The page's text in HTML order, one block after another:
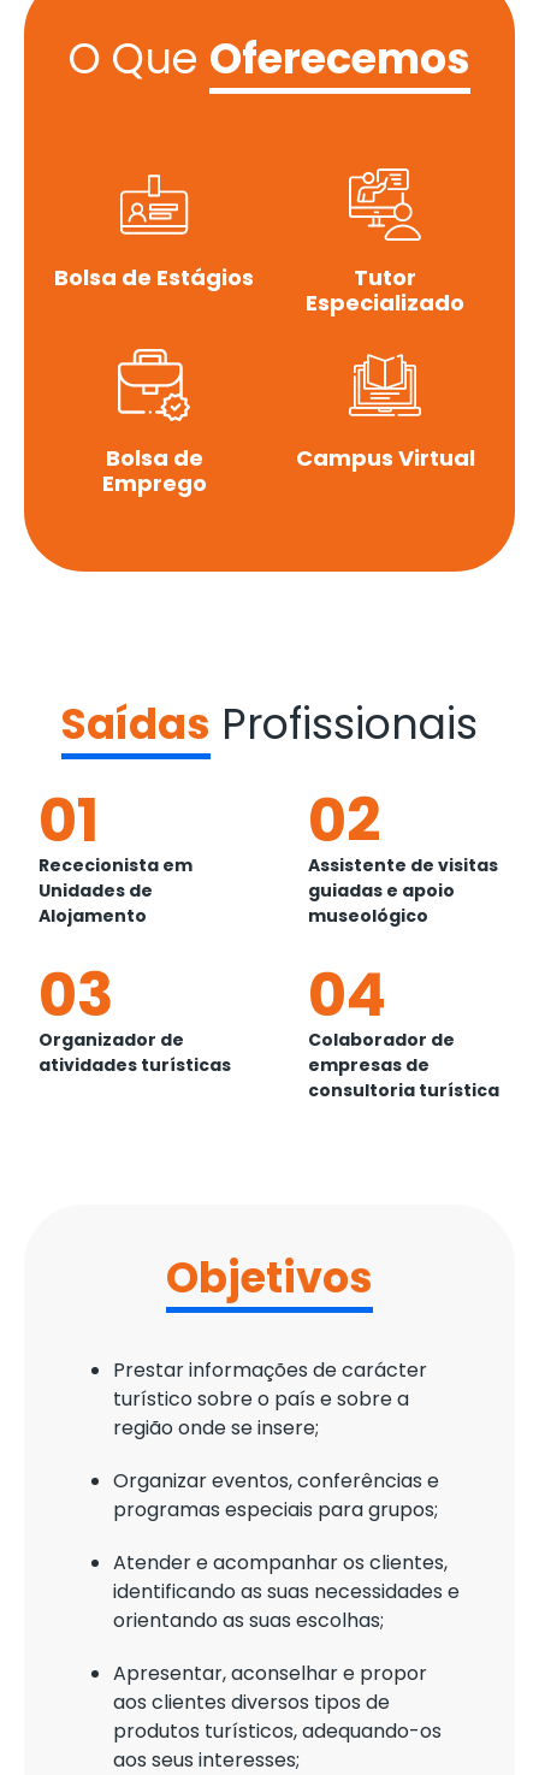
O Que Oferecemos
Bolsa de Estágios
Tutor
Especializado
Bolsa de
Emprego
Campus Virtual
Saídas Profissionais
01
Rececionista em
Unidades de
Alojamento
02
Assistente de visitas
guiadas e apoio
museológico
03
Organizador de
atividades turísticas
04
Colaborador de
empresas de
consultoria turística
Objetivos
Prestar informações de carácter
turístico sobre o país e sobre a
região onde se insere;
Organizar eventos, conferências e
programas especiais para grupos;
Atender e acompanhar os clientes,
identificando as suas necessidades e
orientando as suas escolhas;
Apresentar, aconselhar e propor
aos clientes diversos tipos de
produtos turísticos, adequando-os
aos seus interesses;